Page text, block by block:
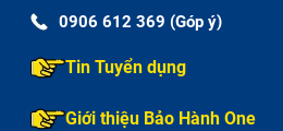
0906 612 369 (Góp ý)
Tin Tuyển dụng
Giới thiệu Bảo Hành One